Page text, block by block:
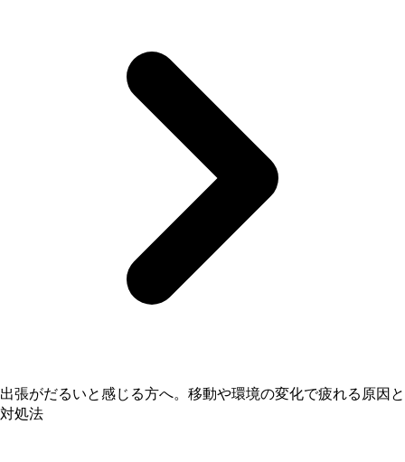
出張がだるいと感じる方へ。移動や環境の変化で疲れる原因と
対処法